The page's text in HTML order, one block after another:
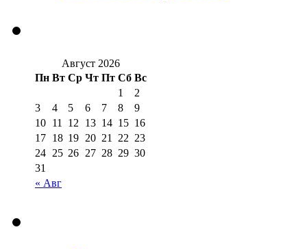
Август 2026
Пн Вт Ср Чт Пт Сб Вс
« Авг
1
2
3
4 5 6 7 8
9
10 11 12 13 14 15 16
17 18 19 20 21 22 23
24 25 26 27 28 29 30
31